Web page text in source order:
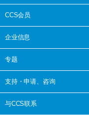
CCS会员
企业信息
专题
支持・申请、咨询
与CCS联系